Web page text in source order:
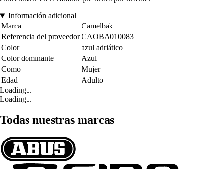
Información adicional
Marca
Camelbak
Referencia del proveedor CAOBA010083
Color
azul adriático
Color dominante
Azul
Como
Mujer
Edad
Adulto
Loading...
Loading...
Todas nuestras marcas